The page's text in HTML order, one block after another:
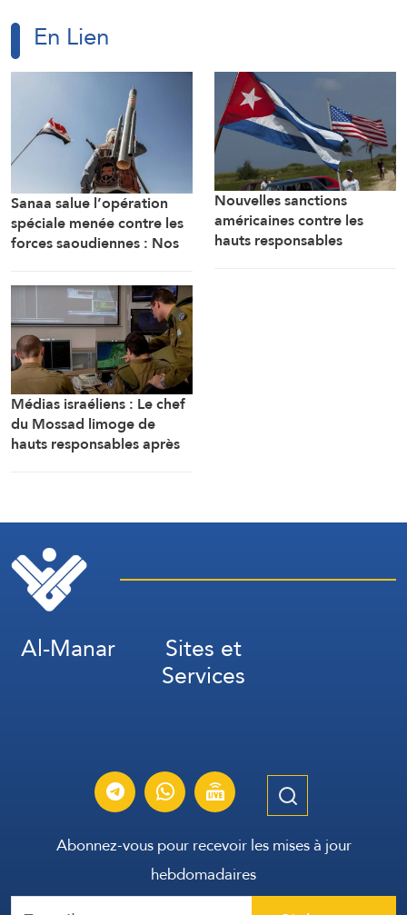
En Lien
Sanaa salue l’opération
spéciale menée contre les
forces saoudiennes : Nos
Nouvelles sanctions
américaines contre les
hauts responsables
Médias israéliens : Le chef
du Mossad limoge de
hauts responsables après
Al-Manar Sites et
Services
Abonnez-vous pour recevoir les mises à jour
hebdomadaires